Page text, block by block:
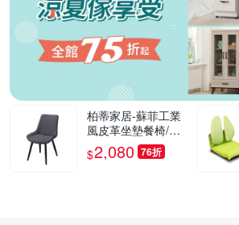
柏蒂家居-蘇菲工業
風皮革坐墊餐椅/休
閒椅(單椅)-55x42x8
2cm
$2,080 76折